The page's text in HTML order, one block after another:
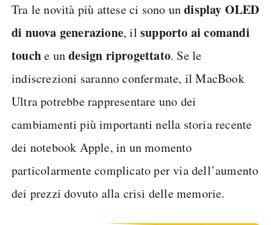
Tra le novità più attese ci sono undisplay OLED
di nuova generazione, il supporto ai comandi
touche undesign riprogettato. Se le
indiscrezioni saranno confermate, il MacBook
Ultra potrebbe rappresentare uno dei
cambiamenti più importanti nella storia recente
dei notebook Apple, in un momento
particolarmente complicato per via dell’aumento
dei prezzi dovuto alla crisi delle memorie.